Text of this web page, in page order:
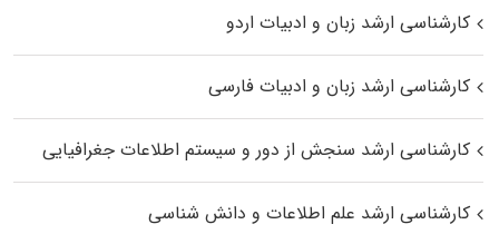
کارشناسی ارشد زبان و ادبیات اردو
کارشناسی ارشد زبان و ادبیات فارسی
کارشناسی ارشد سنجش از دور و سیستم اطلاعات جغرافیایی
کارشناسی ارشد علم اطلاعات و دانش شناسی